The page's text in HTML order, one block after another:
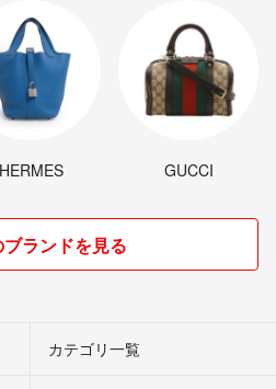
HERMES GUCCI
ランドを見る
カテゴリ一覧